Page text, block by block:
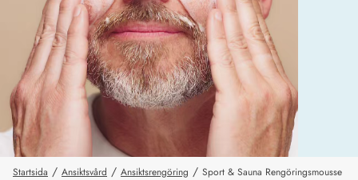
Startsida / Ansiktsvård / Ansiktsrengöring / Sport & Sauna Rengöringsmousse